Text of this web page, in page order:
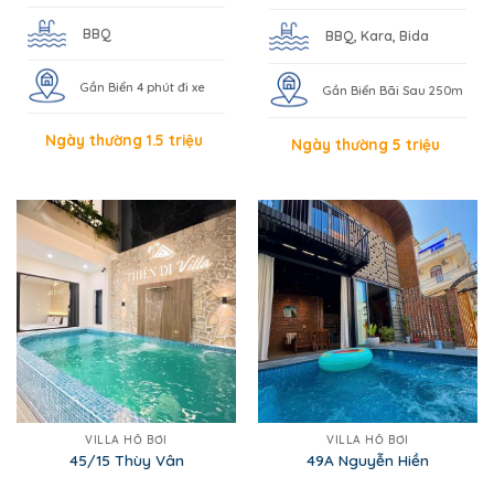
BBQ
Gần Biển 4 phút đi xe
Ngày thường 1.5 triệu
BBQ, Kara, Bida
Gần Biển Bãi Sau 250m
Ngày thường 5 triệu
VILLA HỒ BƠI
45/15 Thùy Vân
VILLA HỒ BƠI
49A Nguyễn Hiền